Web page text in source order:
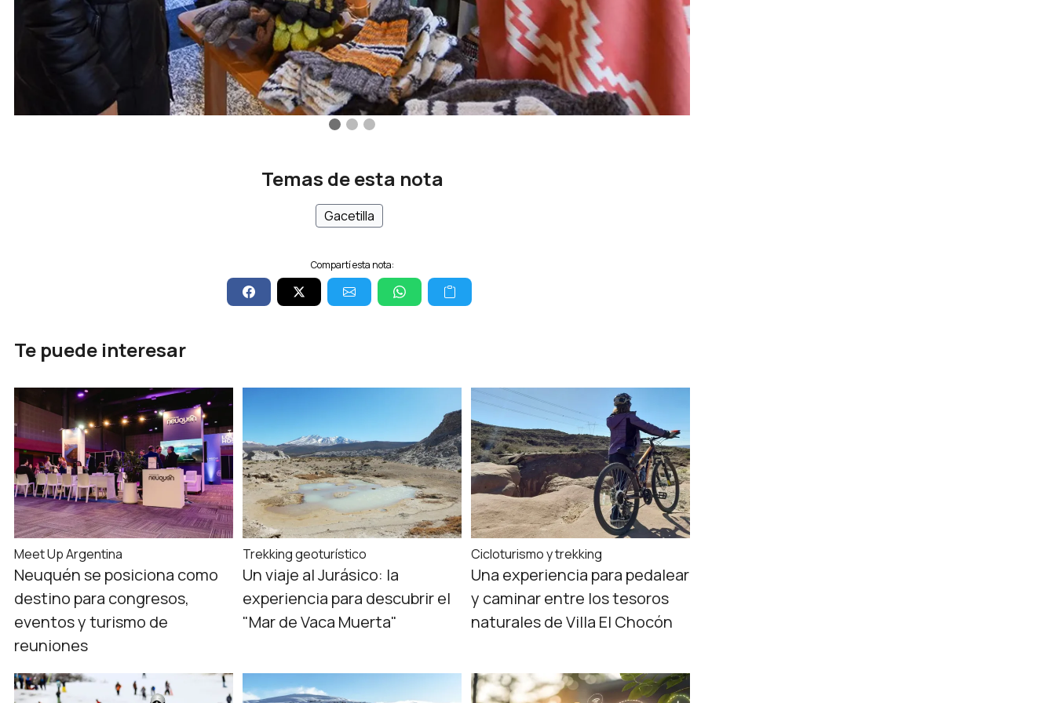
Temas de esta nota
Gacetilla
Compartí esta nota:
Te puede interesar
Meet Up Argentina
Neuquén se posiciona como
destino para congresos,
eventos y turismo de
reuniones
Trekking geoturístico
Un viaje al Jurásico: la
experiencia para descubrir el
"Mar de Vaca Muerta"
Cicloturismo y trekking
Una experiencia para pedalear
y caminar entre los tesoros
naturales de Villa El Chocón